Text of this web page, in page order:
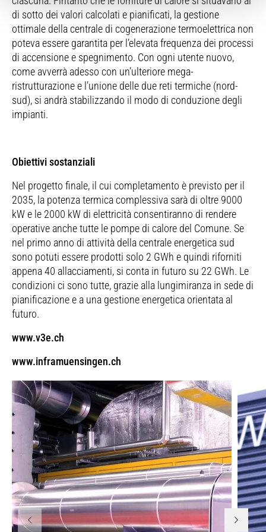
di sotto dei valori calcolati e pianificati, la gestione
ottimale della centrale di cogenerazione termoelettrica non
poteva essere garantita per l’elevata frequenza dei processi
di accensione e spegnimento. Con ogni utente nuovo,
come avverrà adesso con un’ulteriore mega-
ristrutturazione e l’unione delle due reti termiche (nord-
sud), si andrà stabilizzando il modo di conduzione degli
impianti.
Obiettivi sostanziali
Nel progetto finale, il cui completamento è previsto per il
2035, la potenza termica complessiva sarà di oltre 9000
kW e le 2000 kW di elettricità consentiranno di rendere
operative anche tutte le pompe di calore del Comune. Se
nel primo anno di attività della centrale energetica sud
sono potuti essere prodotti solo 2 GWh e quindi riforniti
appena 40 allacciamenti, si conta in futuro su 22 GWh. Le
condizioni ci sono tutte, grazie alla lungimiranza in sede di
pianificazione e a una gestione energetica orientata al
futuro.
www.v3e.ch
www.inframuensingen.ch